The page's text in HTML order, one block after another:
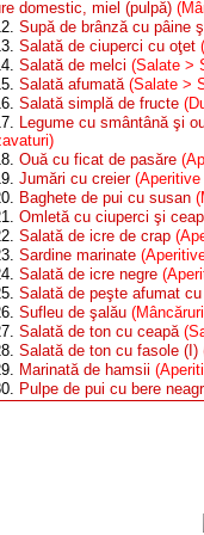
domestic, miel (pulpă)
Supă de brânză cu pâine
Salată de ciuperci cu oţet
Salată de melci (Salate >
Salată afumată (Salate >
Salată simplă de fructe
Legume cu smântână şi
Ouă cu ficat de pasăre
Jumări cu creier
Baghete de pui cu susan
Omletă cu ciuperci şi
Salată de icre de crap
Sardine marinate
Salată de icre negre
Salată de peşte afumat
Sufleu de şalău
Salată de ton cu ceapă
Salată de ton cu fasole (I)
Marinată de hamsii
Pulpe de pui cu bere